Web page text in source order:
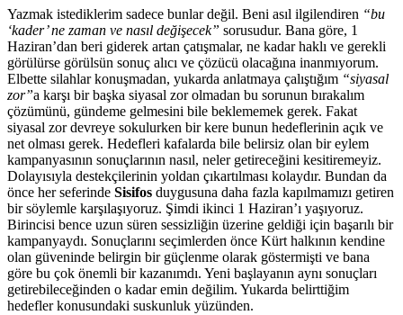
Yazmak istediklerim sadece bunlar değil. Beni asıl ilgilendiren “bu
‘kader’ ne zaman ve nasıl değişecek” sorusudur. Bana göre, 1
Haziran’dan beri giderek artan çatışmalar, ne kadar haklı ve gerekli
görülürse görülsün sonuç alıcı ve çözücü olacağına inanmıyorum.
Elbette silahlar konuşmadan, yukarda anlatmaya çalıştığım “siyasal
zor”a karşı bir başka siyasal zor olmadan bu sorunun bırakalım
çözümünü, gündeme gelmesini bile beklememek gerek. Fakat
siyasal zor devreye sokulurken bir kere bunun hedeflerinin açık ve
net olması gerek. Hedefleri kafalarda bile belirsiz olan bir eylem
kampanyasının sonuçlarının nasıl, neler getireceğini kesitiremeyiz.
Dolayısıyla destekçilerinin yoldan çıkartılması kolaydır. Bundan da
önce her seferinde Sisifos duygusuna daha fazla kapılmamızı getiren
bir söylemle karşılaşıyoruz. Şimdi ikinci 1 Haziran’ı yaşıyoruz.
Birincisi bence uzun süren sessizliğin üzerine geldiği için başarılı bir
kampanyaydı. Sonuçlarını seçimlerden önce Kürt halkının kendine
olan güveninde belirgin bir güçlenme olarak göstermişti ve bana
göre bu çok önemli bir kazanımdı. Yeni başlayanın aynı sonuçları
getirebileceğinden o kadar emin değilim. Yukarda belirttiğim
hedefler konusundaki suskunluk yüzünden.